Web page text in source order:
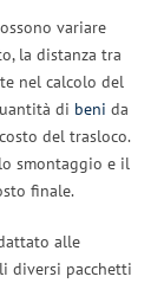
variare
la distanza tra
nel calcolo del
di beni da
del trasloco.
smontaggio e il
finale.
alle
diversi pacchetti